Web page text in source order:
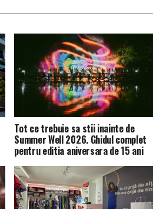
Tot ce trebuie sa stii inainte de
Summer Well 2026. Ghidul complet
pentru editia aniversara de 15 ani